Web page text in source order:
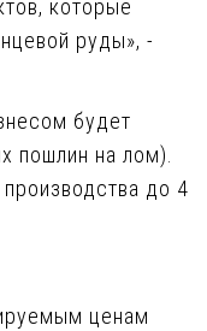
которые
руды», -
будет
пошлин на лом).
до 4
ценам